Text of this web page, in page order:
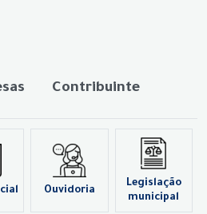
Contribuinte
Ouvidoria
Legislação
municipal